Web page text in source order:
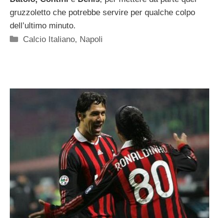
gruzzoletto che potrebbe servire per qualche colpo
dell’ultimo minuto.
Categorie
Calcio Italiano, Napoli